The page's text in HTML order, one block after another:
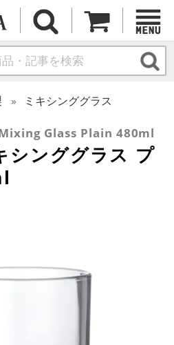
ミキシンググラス
Glass Plain 480ml
シンググラス プ